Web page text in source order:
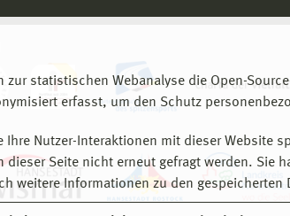
statistischen Webanalyse die Open-
erfasst, um den Schutz
Nutzer-Interaktionen mit dieser Website
Seite nicht erneut gefragt werden. Sie
weitere Informationen zu den gespeicherten